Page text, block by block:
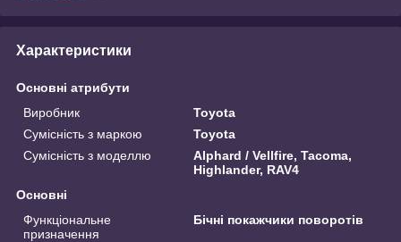
Характеристики
Основні атрибути
Виробник
Toyota
Сумісність з маркою
Toyota
Сумісність з моделлю
Alphard / Vellfire, Tacoma,
Highlander, RAV4
Основні
Функціональне
призначення
Бічні покажчики поворотів